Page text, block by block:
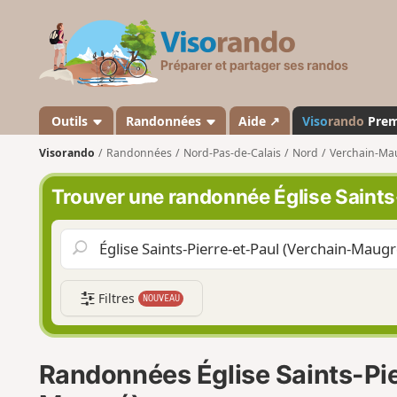
s
a
n
d
o
Outils Randonnées Aide ↗ Visorando
Visorando Randonnées Nord-Pas-de-Calais Nord Verchain-
Trouver une randonnée Église
Filtres NOUVEAU
Randonnées Église Saints-